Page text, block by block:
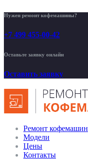
Нужен ремонт кофемашины?
+7 499 455-00-42
Оставьте заявку онлайн
Оставить заявку
Ремонт кофемашин
Модели
Цены
Контакты